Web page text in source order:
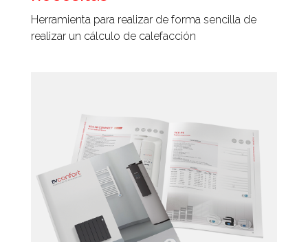
Herramienta para realizar de forma sencilla de
realizar un cálculo de calefacción